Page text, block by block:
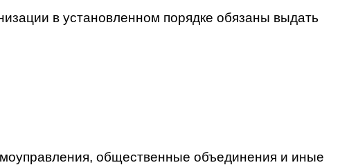
в установленном порядке обязаны выдать
общественные объединения и иные